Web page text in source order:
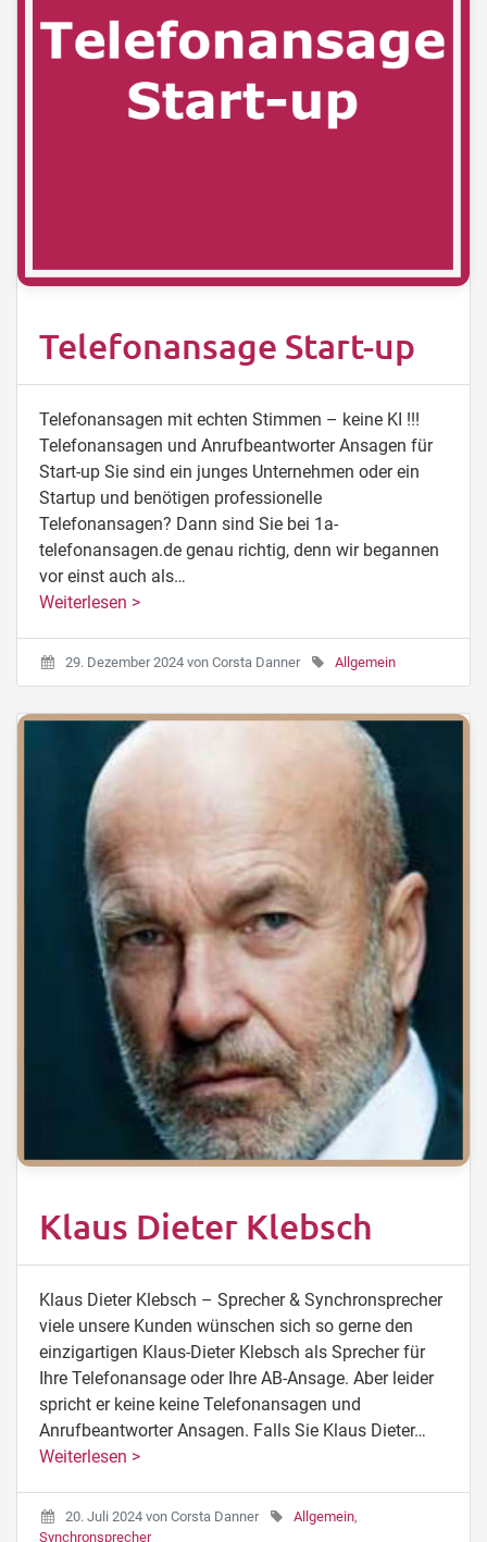
Telefonansage Start-up
Telefonansagen mit echten Stimmen – keine KI !!!
Telefonansagen und Anrufbeantworter Ansagen für
Start-up Sie sind ein junges Unternehmen oder ein
Startup und benötigen professionelle
Telefonansagen? Dann sind Sie bei 1a-
telefonansagen.de genau richtig, denn wir begannen
vor einst auch als…
Weiterlesen >
29. Dezember 2024 von Corsta Danner Allgemein
Klaus Dieter Klebsch
Klaus Dieter Klebsch – Sprecher & Synchronsprecher
viele unsere Kunden wünschen sich so gerne den
einzigartigen Klaus-Dieter Klebsch als Sprecher für
Ihre Telefonansage oder Ihre AB-Ansage. Aber leider
spricht er keine keine Telefonansagen und
Anrufbeantworter Ansagen. Falls Sie Klaus Dieter…
Weiterlesen >
20. Juli 2024 von Corsta Danner Allgemein,
Synchronsprecher